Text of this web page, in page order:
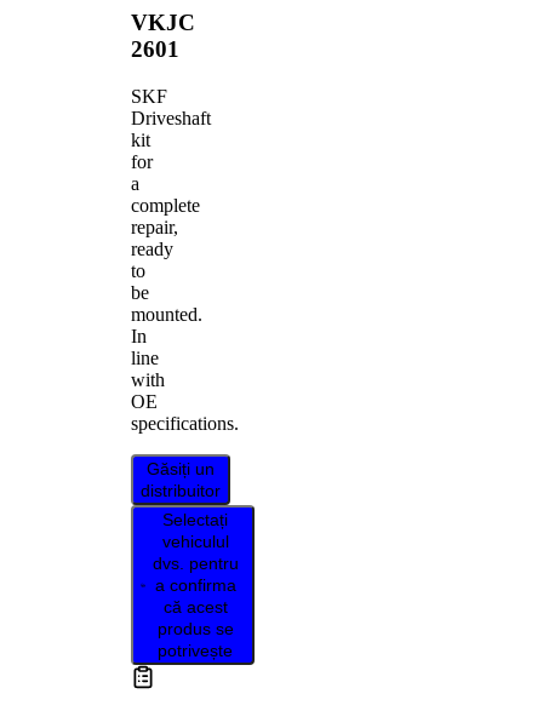
VKJC
2601
SKF
Driveshaft
kit
for
a
complete
repair,
ready
to
be
mounted.
In
line
with
OE
specifications.
Găsiți un
distribuitor
Selectați
vehiculul
dvs. pentru
a confirma
că acest
produs se
potrivește